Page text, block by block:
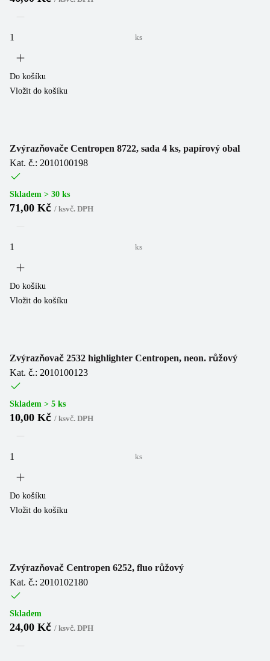
ks
Do košíku
Vložit do košíku
Zvýrazňovače Centropen 8722, sada 4 ks, papírový obal
Kat. č.: 2010100198
Skladem > 30 ks
71,00 Kč / ksvč. DPH
ks
Do košíku
Vložit do košíku
Zvýrazňovač 2532 highlighter Centropen, neon. růžový
Kat. č.: 2010100123
Skladem > 5 ks
10,00 Kč / ksvč. DPH
ks
Do košíku
Vložit do košíku
Zvýrazňovač Centropen 6252, fluo růžový
Kat. č.: 2010102180
Skladem
24,00 Kč / ksvč. DPH